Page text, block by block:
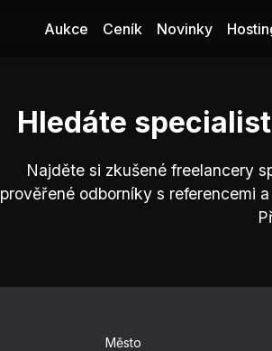
Aukce Ceník Novinky
Hledáte
Najděte si zkušené freelancery
prověřené odborníky s referencemi
Město